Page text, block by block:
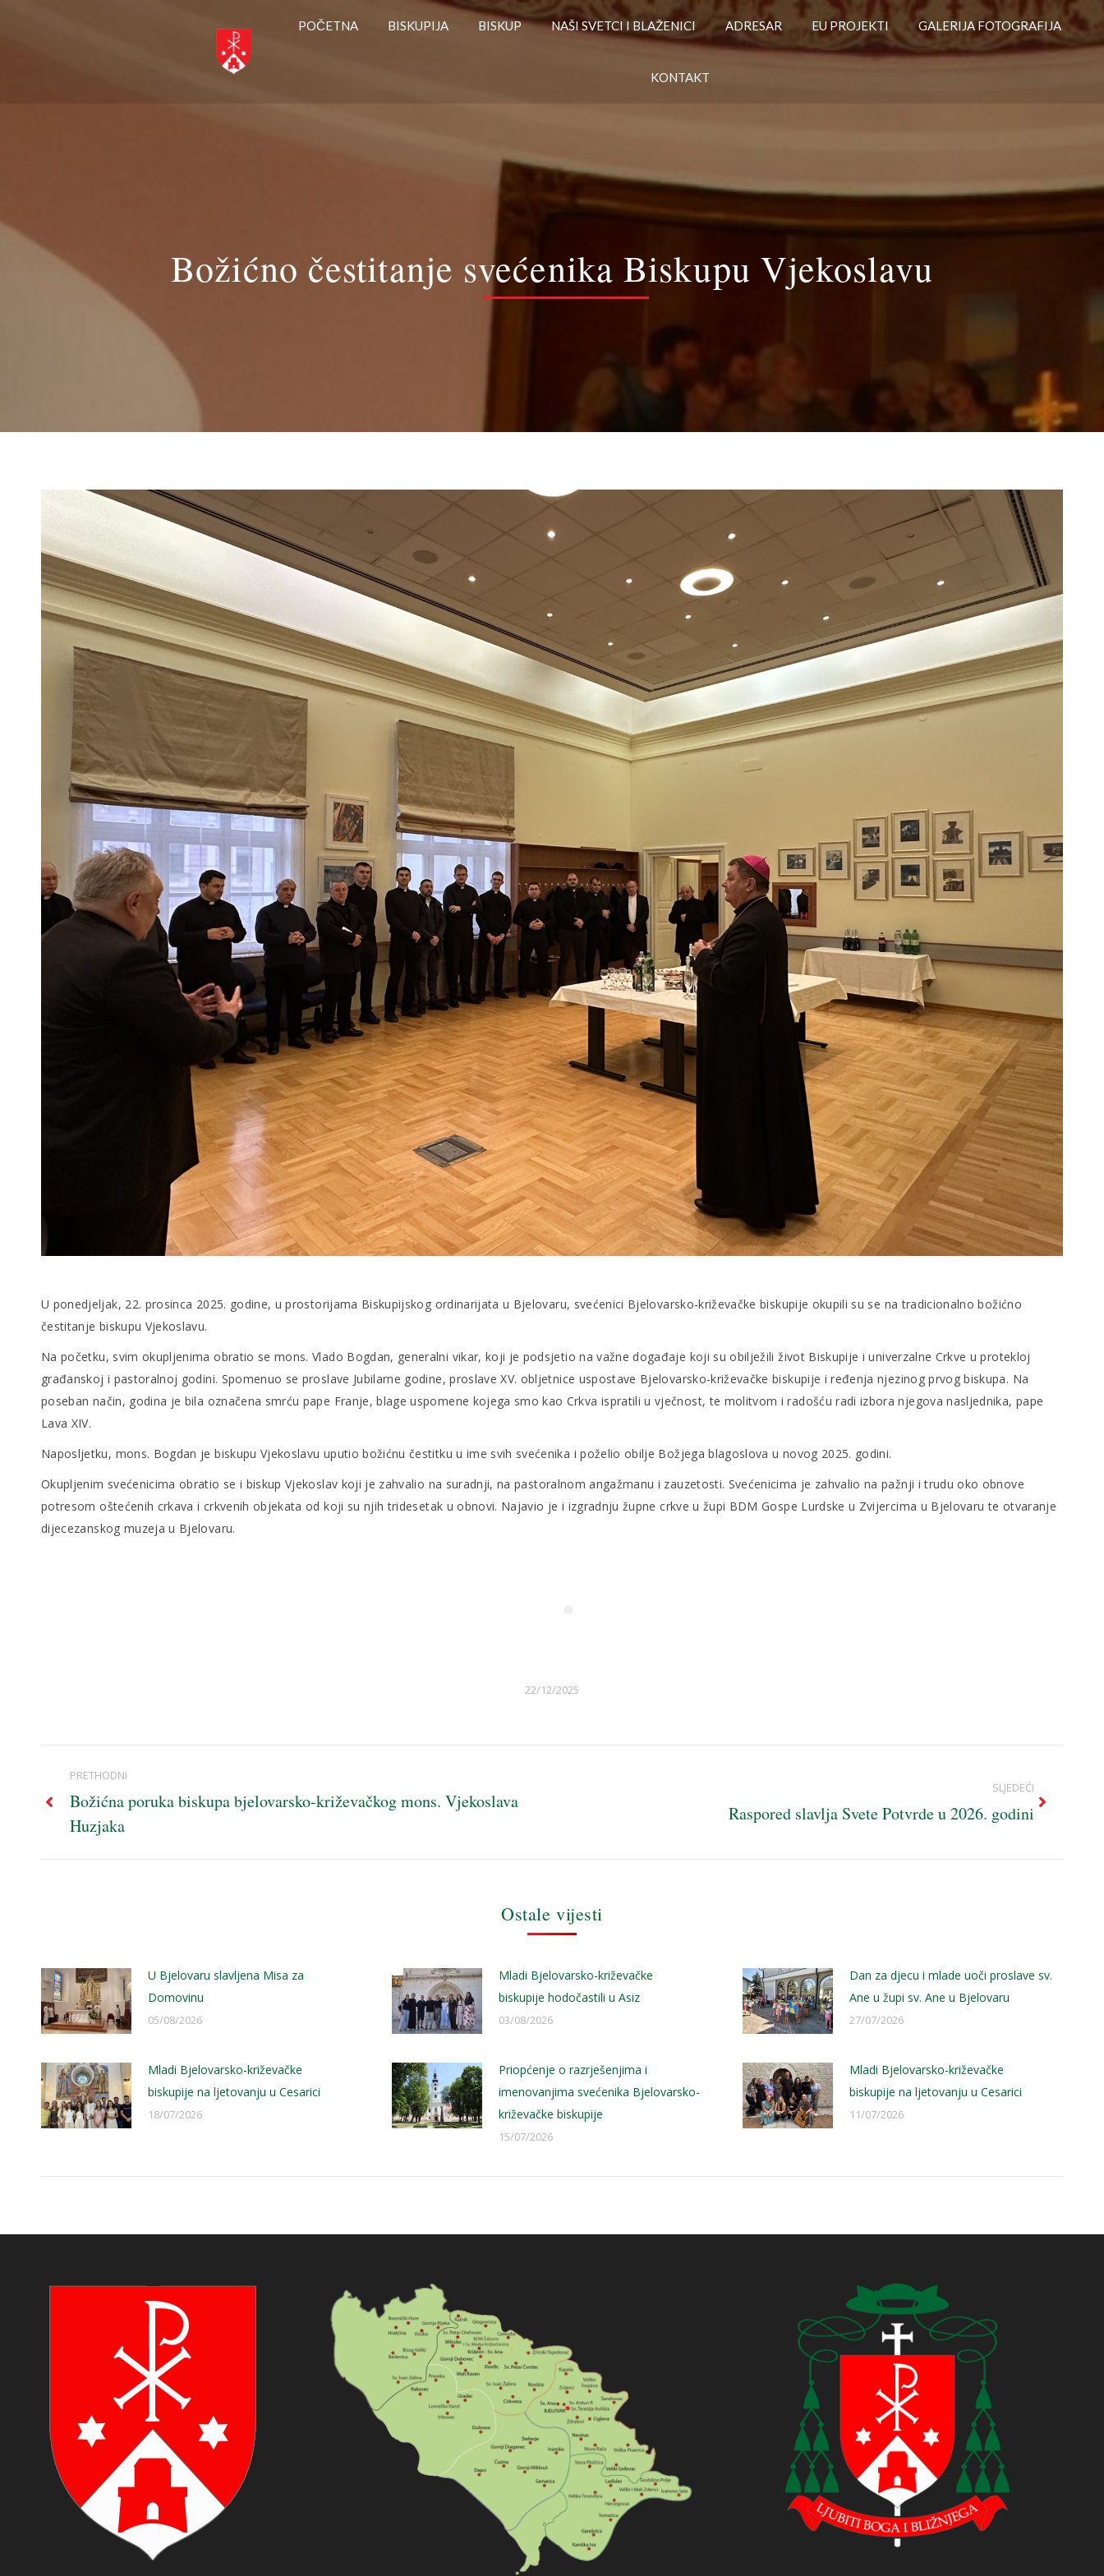
POČETNA BISKUPIJA BISKUP NAŠI SVETCI I BLAŽENICI ADRESAR EU PROJEKTI GALERIJA FOTOGRAFIJA
KONTAKT
Božićno čestitanje svećenika Biskupu Vjekoslavu
U ponedjeljak, 22. prosinca 2025. godine, u prostorijama Biskupijskog ordinarijata u Bjelovaru, svećenici Bjelovarsko-križevačke biskupije okupili su se na tradicionalno božićno
čestitanje biskupu Vjekoslavu.
Na početku, svim okupljenima obratio se mons. Vlado Bogdan, generalni vikar, koji je podsjetio na važne događaje koji su obilježili život Biskupije i univerzalne Crkve u protekloj
građanskoj i pastoralnoj godini. Spomenuo se proslave Jubilarne godine, proslave XV. obljetnice uspostave Bjelovarsko-križevačke biskupije i ređenja njezinog prvog biskupa. Na
poseban način, godina je bila označena smrću pape Franje, blage uspomene kojega smo kao Crkva ispratili u vječnost, te molitvom i radošću radi izbora njegova nasljednika, pape
Lava XIV.
Naposljetku, mons. Bogdan je biskupu Vjekoslavu uputio božićnu čestitku u ime svih svećenika i poželio obilje Božjega blagoslova u novog 2025. godini.
Okupljenim svećenicima obratio se i biskup Vjekoslav koji je zahvalio na suradnji, na pastoralnom angažmanu i zauzetosti. Svećenicima je zahvalio na pažnji i trudu oko obnove
potresom oštećenih crkava i crkvenih objekata od koji su njih tridesetak u obnovi. Najavio je i izgradnju župne crkve u župi BDM Gospe Lurdske u Zvijercima u Bjelovaru te otvaranje
dijecezanskog muzeja u Bjelovaru.
22/12/2025
Post
navigation
PRETHODNI
post:
Božićna poruka biskupa bjelovarsko-križevačkog mons. Vjekoslava
Huzjaka
SLJEDEĆI
Raspored slavlja Svete Potvrde u 2026. godini
Ostale vijesti
U Bjelovaru slavljena Misa za
Domovinu
05/08/2026
Mladi Bjelovarsko-križevačke
biskupije hodočastili u Asiz
03/08/2026
Dan za djecu i mlade uoči proslave sv.
Ane u župi sv. Ane u Bjelovaru
27/07/2026
Mladi Bjelovarsko-križevačke
biskupije na ljetovanju u Cesarici
18/07/2026
Priopćenje o razrješenjima i
imenovanjima svećenika Bjelovarsko-
križevačke biskupije
15/07/2026
Mladi Bjelovarsko-križevačke
biskupije na ljetovanju u Cesarici
11/07/2026